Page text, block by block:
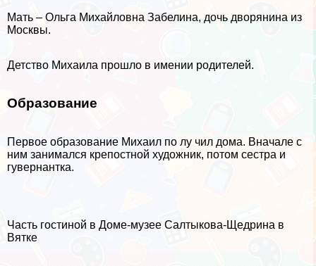
Мать – Ольга Михайловна Забелина, дочь дворянина из
Москвы.
Детство Михаила прошло в имении родителей.
Образование
Первое образование Михаил по лу чил дома. Вначале с
ним занимался крепостной художник, потом сестра и
гувернантка.
Часть гостиной в Доме-музее Салтыкова-Щедрина в
Вятке